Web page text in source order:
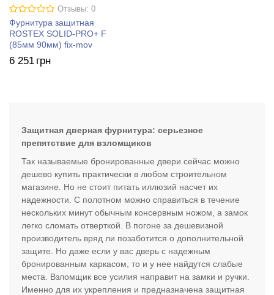
Отзывы: 0
Фурнитура защитная
ROSTEX SOLID-PRO+ F
(85мм 90мм) fix-mov
6 251 грн
Защитная дверная фурнитура: серьезное
препятствие для взломщиков
Так называемые бронированные двери сейчас можно
дешево купить практически в любом строительном
магазине. Но не стоит питать иллюзий насчет их
надежности. С полотном можно справиться в течение
нескольких минут обычным консервным ножом, а замок
легко сломать отверткой. В погоне за дешевизной
производитель вряд ли позаботится о дополнительной
защите. Но даже если у вас дверь с надежным
бронированным каркасом, то и у нее найдутся слабые
места. Взломщик все усилия направит на замки и ручки.
Именно для их укрепления и предназначена защитная